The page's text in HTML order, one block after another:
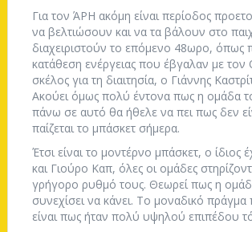
Για τον ΆΡΗ ακόμη είναι περίοδος
να βελτιώσουν και να τα βάλουν στο
διαχειριστούν το επόμενο 48ωρο, όπως
κατάθεση ενέργειας που έβγαλαν με
σκέλος για τη διαιτησία, ο Γιάννης
Ακούει όμως πολύ έντονα πως η ομάδα
πάνω σε αυτό θα ήθελε να πει πως δεν
παίζεται το μπάσκετ σήμερα.
Έτσι είναι το μοντέρνο μπάσκετ, ο
και Γιούρο Καπ, όλες οι ομάδες
γρήγορο ρυθμό τους. Θεωρεί πως η
συνεχίσει να κάνει. Το μοναδικό
είναι πως ήταν πολύ υψηλού επιπέδου